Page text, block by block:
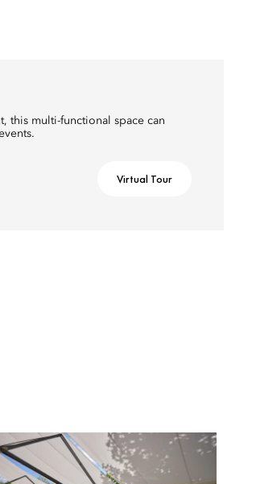
this multi-functional space can
Virtual Tour